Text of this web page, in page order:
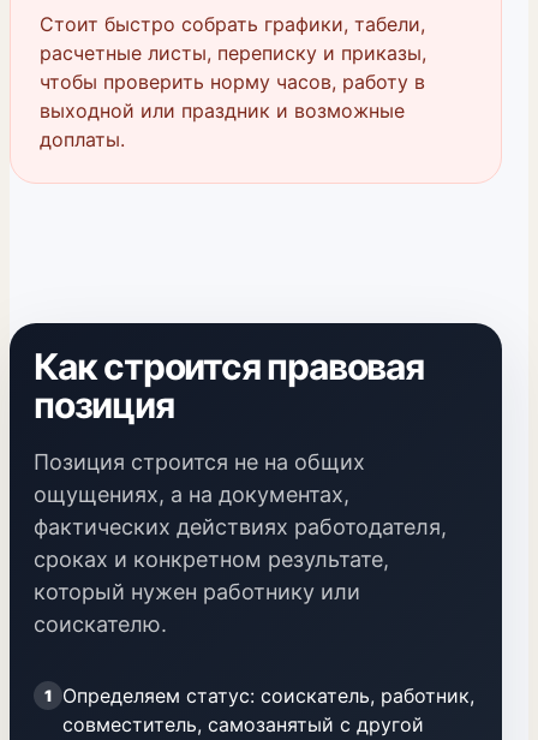
Стоит быстро собрать графики, табели,
расчетные листы, переписку и приказы,
чтобы проверить норму часов, работу в
выходной или праздник и возможные
доплаты.
Как строится правовая
позиция
Позиция строится не на общих
ощущениях, а на документах,
фактических действиях работодателя,
сроках и конкретном результате,
который нужен работнику или
соискателю.
1
Определяем статус: соискатель, работник,
совместитель, самозанятый с другой